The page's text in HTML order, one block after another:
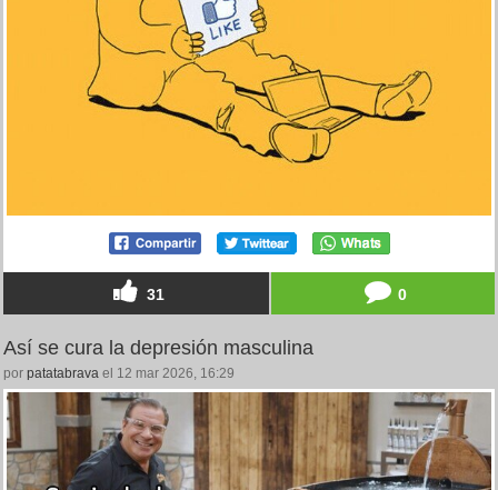
31 0
Así se cura la depresión masculina
por patatabrava el 12 mar 2026, 16:29